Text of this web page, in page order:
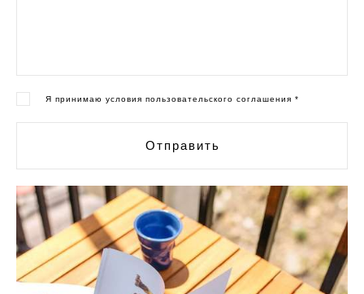
Я принимаю условия пользовательского соглашения *
Отправить